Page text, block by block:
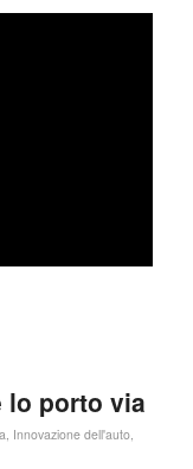
lo porto via
Innovazione dell'auto,